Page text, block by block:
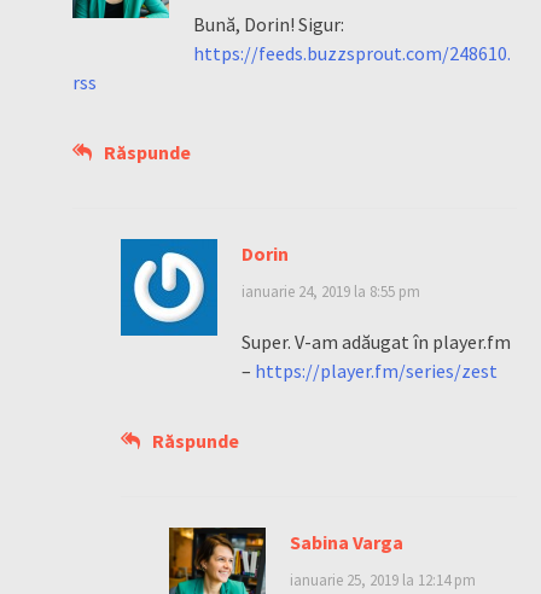
Bună, Dorin! Sigur:
https://feeds.buzzsprout.com/248610.
rss
Răspunde
Dorin
ianuarie 24, 2019 la 8:55 pm
Super. V-am adăugat în player.fm
– https://player.fm/series/zest
Răspunde
Sabina Varga
ianuarie 25, 2019 la 12:14 pm